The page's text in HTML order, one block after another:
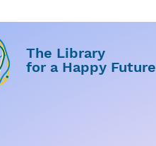
The Library
for a Happy Future